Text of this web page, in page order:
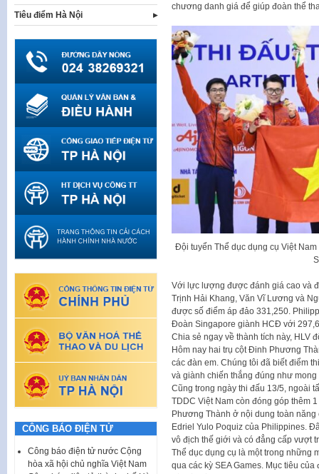
chương danh giá để giúp đoàn thể
Đội tuyển Thể dục dụng cụ Việt
Với lực lượng được đánh giá cao và
Trịnh Hải Khang, Văn Vĩ Lương và
được số điểm áp đảo 331,250.
Đoàn Singapore giành HCĐ với
Chia sẻ ngay về thành tích này, HLV
Hôm nay hai trụ cột Đinh Phương
các đàn em. Chúng tôi đã biết điểm
và giành chiến thắng đúng như
Cũng trong ngày thi đấu 13/5, ngoài
TDDC Việt Nam còn đóng góp thêm
Phương Thành ở nội dung toàn
Edriel Yulo Poquiz của Philippines.
vô địch thế giới và có đẳng cấp vượt
Thể dục dụng cụ là một trong những
qua các kỳ SEA Games. Mục tiêu
Tiêu điểm Hà Nội
CÔNG BÁO ĐIỆN TỬ
Công báo điện tử nước Cộng
hòa xã hội chủ nghĩa Việt Nam